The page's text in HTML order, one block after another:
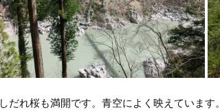
しだれ桜も満開です。青空によく映えています。